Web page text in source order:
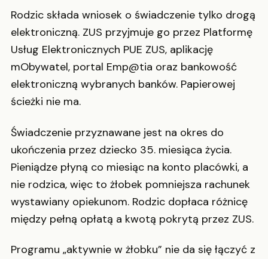
Rodzic składa wniosek o świadczenie tylko drogą
elektroniczną. ZUS przyjmuje go przez Platformę
Usług Elektronicznych PUE ZUS, aplikację
mObywatel, portal Emp@tia oraz bankowość
elektroniczną wybranych banków. Papierowej
ścieżki nie ma.
Świadczenie przyznawane jest na okres do
ukończenia przez dziecko 35. miesiąca życia.
Pieniądze płyną co miesiąc na konto placówki, a
nie rodzica, więc to żłobek pomniejsza rachunek
wystawiany opiekunom. Rodzic dopłaca różnicę
między pełną opłatą a kwotą pokrytą przez ZUS.
Programu „aktywnie w żłobku” nie da się łączyć z